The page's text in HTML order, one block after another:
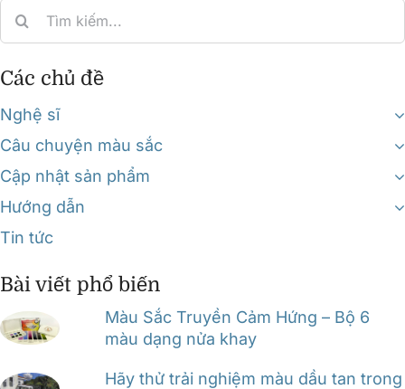
Các chủ đề
Nghệ sĩ
Câu chuyện màu sắc
Cập nhật sản phẩm
Hướng dẫn
Tin tức
Bài viết phổ biến
Màu Sắc Truyền Cảm Hứng – Bộ 6
màu dạng nửa khay
Hãy thử trải nghiệm màu dầu tan trong